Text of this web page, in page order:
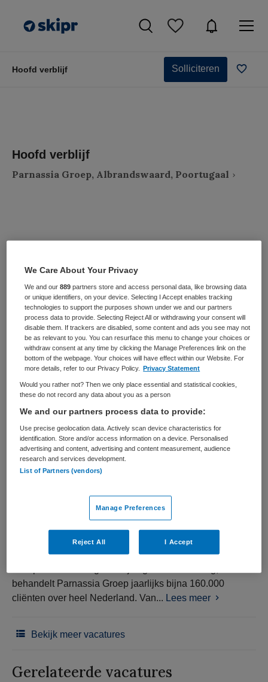
Hoofd verblijf Solliciteren
Hoofd verblijf
Parnassia Groep, Albrandswaard, Poortugaal
BRANCHE
GGZ
AANSTELLING
Tijdelijk met uitzicht op vast
PLAATSINGSDATUM
5 mei 2026
NIVEAU
HBO
ERVARING
Ervaren
DIENSTVERBAND
Niet nader bepaald
Vacature niet beschikbaar
Deze vacature Hoofd verblijf bij Parnassia Groep is niet
meer actueel. Hieronder staan enkele vergelijkbare
vacatures die voor u wellicht interessant zijn.
behandelt Parnassia Groep jaarlijks bijna 160.000
cliënten over heel Nederland. Van... Lees meer
Bekijk meer vacatures
Gerelateerde vacatures
We Care About Your Privacy
We and our889 partners store and access personal data, like browsing data
or unique identifiers, on your device. Selecting I Accept enables tracking
technologies to support the purposes shown under we and our partners
process data to provide. Selecting Reject All or withdrawing your consent will
disable them. If trackers are disabled, some content and ads you see may not
be as relevant to you. You can resurface this menu to change your choices or
withdraw consent at any time by clicking the Manage Preferences link on the
bottom of the webpage. Your choices will have effect within our Website. For
more details, refer to our Privacy Policy.
Privacy Statement
Would you rather not? Then we only place essential and statistical cookies,
these do not record any data about you as a person
We and our partners process data to provide:
Use precise geolocation data. Actively scan device characteristics for
identification. Store and/or access information on a device. Personalised
advertising and content, advertising and content measurement, audience
research and services development.
List of Partners (vendors)
Manage Preferences
Reject All I Accept